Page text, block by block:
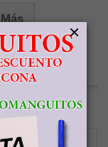
Más
×